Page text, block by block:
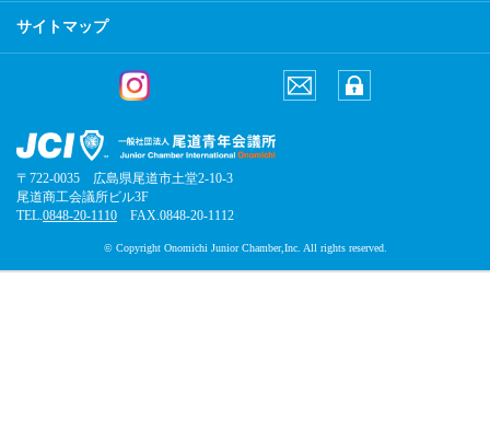
サイトマップ
〒722-0035 広島県尾道市土堂2-10-3
尾道商工会議所ビル3F
TEL.0848-20-1110 FAX.0848-20-1112
© Copyright Onomichi Junior Chamber,Inc. All rights reserved.